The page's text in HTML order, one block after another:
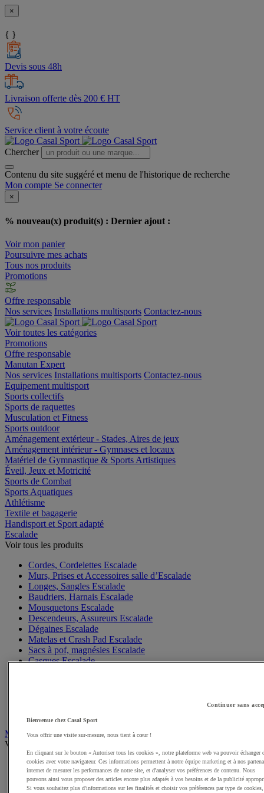
×
{ }
Devis sous 48h
Livraison offerte dès 200 € HT
Service client à votre écoute
Chercher
Contenu du site suggéré et menu de l'historique de recherche
Mon compte Se connecter
×
% nouveau(x) produit(s) : Dernier ajout :
Voir mon panier
Poursuivre mes achats
Tous nos produits
Promotions
Offre responsable
Nos services Installations multisports Contactez-nous
Voir toutes les catégories
Promotions
Offre responsable
Manutan Expert
Nos services Installations multisports Contactez-nous
Equipement multisport
Sports collectifs
Sports de raquettes
Musculation et Fitness
Sports outdoor
Aménagement extérieur - Stades, Aires de jeux
Aménagement intérieur - Gymnases et locaux
Matériel de Gymnastique & Sports Artistiques
Éveil, Jeux et Motricité
Sports de Combat
Sports Aquatiques
Athlétisme
Textile et bagagerie
Handisport et Sport adapté
Escalade
Voir tous les produits
Cordes, Cordelettes Escalade
Murs, Prises et Accessoires salle d’Escalade
Longes, Sangles Escalade
Baudriers, Harnais Escalade
Mousquetons Escalade
Descendeurs, Assureurs Escalade
Dégaines Escalade
Matelas et Crash Pad Escalade
Sacs à pof, magnésies Escalade
Casques Escalade
Mobilité Urbaine
Voir tous les produits
Skateboards, rollers
Vélos
Casques Vélo
Continuer sans
Bienvenue chez Casal Sport
Vous offrir une visite sur-mesure, nous tient à cœur !
En cliquant sur le bouton « Autoriser tous les cookies », notre plateforme web va pouvoir échanger
cookies avec votre navigateur. Ces informations permettent à notre équipe marketing et à nos
internet de mesurer les performances de notre site, et d'analyser vos préférences de contenu. Nous
pouvons ainsi vous proposer des articles encore plus adaptés à vos besoins et de la publicité
Si vous souhaitez plus d'informations sur les finalités et choisir vos préférences par type de cookies,